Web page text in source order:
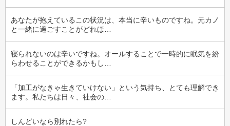
あなたが抱えているこの状況は、本当に辛いものですね。元カノ
と一緒に過ごすことがどれほ…
寝られないのは辛いですね。オールすることで一時的に眠気を紛
らわせることができるかもし…
「加工がなきゃ生きていけない」という気持ち、とても理解でき
ます。私たちは日々、社会の…
しんどいなら別れたら?